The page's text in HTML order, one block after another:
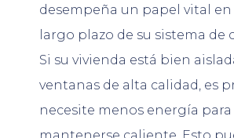
desempeña un papel vital en
largo plazo de su sistema de
Si su vivienda está bien
ventanas de alta calidad, es
necesite menos energía para
mantenerse caliente. Esto